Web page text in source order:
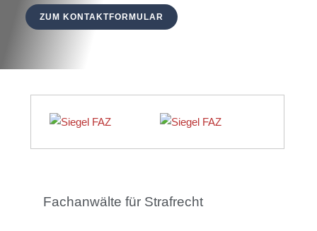
ZUM KONTAKTFORMULAR
Fachanwälte für Strafrecht